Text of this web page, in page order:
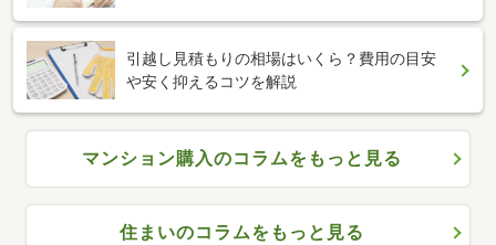
引越し見積もりの相場はいくら？費用の目安
や安く抑えるコツを解説
マンション購入のコラムをもっと見る
住まいのコラムをもっと見る